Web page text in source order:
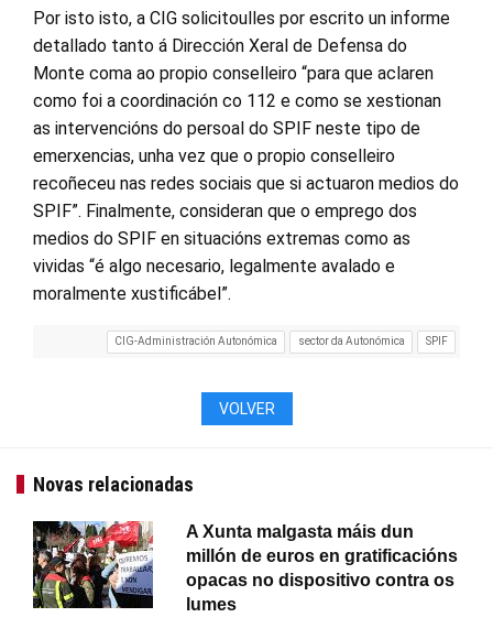
Por isto isto, a CIG solicitoulles por escrito un informe
detallado tanto á Dirección Xeral de Defensa do
Monte coma ao propio conselleiro “para que aclaren
como foi a coordinación co 112 e como se xestionan
as intervencións do persoal do SPIF neste tipo de
emerxencias, unha vez que o propio conselleiro
recoñeceu nas redes sociais que si actuaron medios do
SPIF”. Finalmente, consideran que o emprego dos
medios do SPIF en situacións extremas como as
vividas “é algo necesario, legalmente avalado e
moralmente xustificábel”.
CIG-Administración Autonómica sector da Autonómica SPIF
VOLVER
Novas relacionadas
A Xunta malgasta máis dun
millón de euros en gratificacións
opacas no dispositivo contra os
lumes